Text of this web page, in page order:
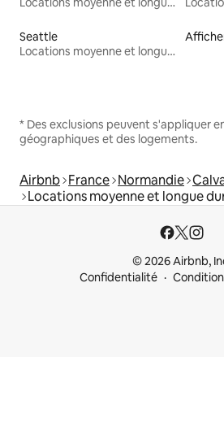
Seattle
Locations moyenne et longue durée
* Des exclusions peuvent s'appliquer
géographiques et des logements.
Airbnb France Normandie
Locations moyenne et longue
© 2026 Airbnb,
Confidentialité